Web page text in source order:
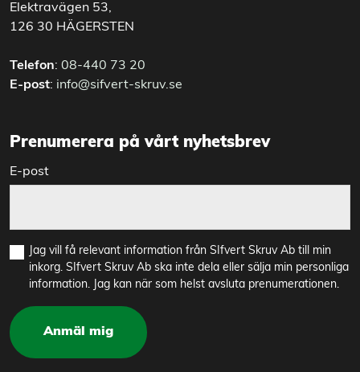
Elektravägen 53,
126 30 HÄGERSTEN
Telefon: 08-440 73 20
E-post: info@sifvert-skruv.se
Prenumerera på vårt nyhetsbrev
E-post
Jag vill få relevant information från SIfvert Skruv Ab till min
inkorg. SIfvert Skruv Ab ska inte dela eller sälja min personliga
information. Jag kan när som helst avsluta prenumerationen.
Anmäl mig